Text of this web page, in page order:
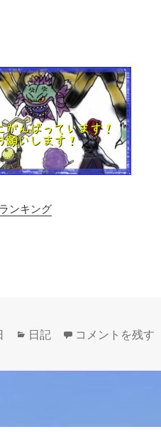
ンキング
末ご挨拶】今年一年あり
カ
ゴ
日記 【年末ご挨拶】
コメントを残す